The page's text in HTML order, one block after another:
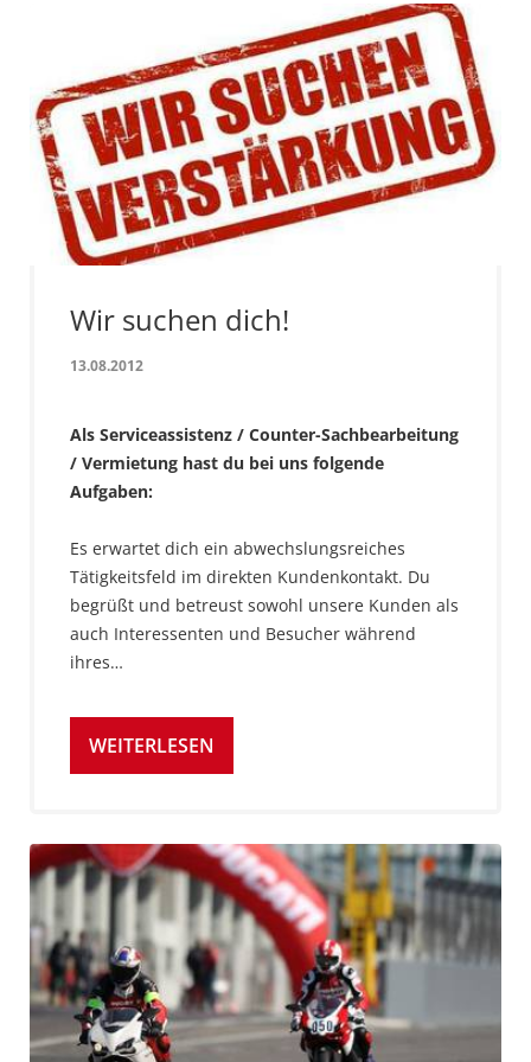
Wir suchen dich!
13.08.2012
Als Serviceassistenz / Counter-Sachbearbeitung
/ Vermietung hast du bei uns folgende
Aufgaben:
Es erwartet dich ein abwechslungsreiches
Tätigkeitsfeld im direkten Kundenkontakt. Du
begrüßt und betreust sowohl unsere Kunden als
auch Interessenten und Besucher während
ihres…
WEITERLESEN